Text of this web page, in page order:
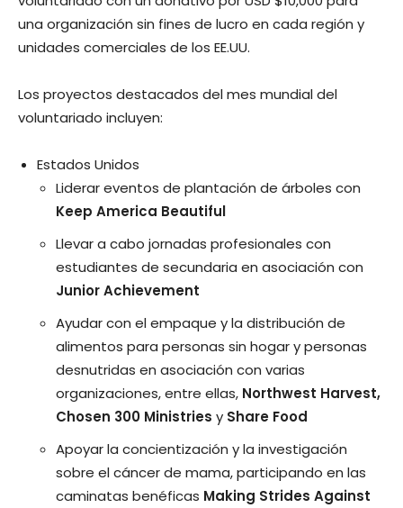
una organización sin fines de lucro en cada región y
unidades comerciales de los EE.UU.
Los proyectos destacados del mes mundial del
voluntariado incluyen:
Estados Unidos
Liderar eventos de plantación de árboles con
Keep America Beautiful
Llevar a cabo jornadas profesionales con
estudiantes de secundaria en asociación con
Junior Achievement
Ayudar con el empaque y la distribución de
alimentos para personas sin hogar y personas
desnutridas en asociación con varias
organizaciones, entre ellas, Northwest Harvest,
Chosen 300 Ministries y Share Food
Apoyar la concientización y la investigación
sobre el cáncer de mama, participando en las
caminatas benéficas Making Strides Against